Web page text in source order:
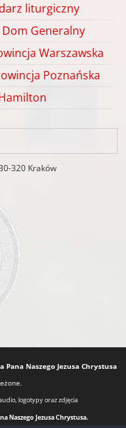
liturgiczny
Generalny
Warszawska
Poznańska
320 Kraków
Naszego Jezusa Chrystusa
logotypy oraz zdjęcia
Naszego Jezusa Chrystusa.